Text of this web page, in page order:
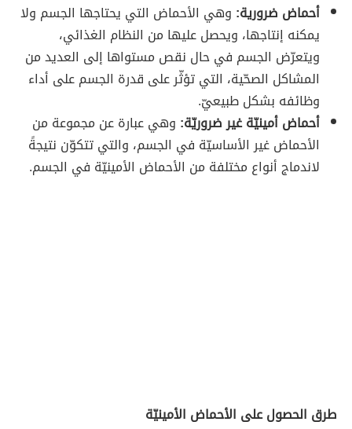
أحماض ضرورية: وهي الأحماض التي يحتاجها الجسم ولا
يمكنه إنتاجها، ويحصل عليها من النظام الغذائي،
ويتعرّض الجسم في حال نقص مستواها إلى العديد من
المشاكل الصحّية، التي تؤثّر على قدرة الجسم على أداء
وظائفه بشكل طبيعيّ.
أحماض أمينيّة غير ضروريّة: وهي عبارة عن مجموعة من
الأحماض غير الأساسيّة في الجسم، والتي تتكوّن نتيجةً
لاندماج أنواع مختلفة من الأحماض الأمينيّة في الجسم.
طرق الحصول على الأحماض الأمينيّة